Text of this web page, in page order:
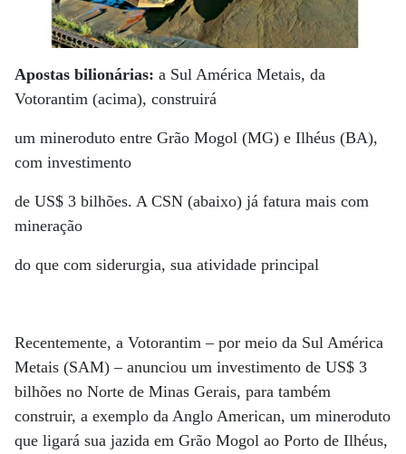
Apostas bilionárias: a Sul América Metais, da
Votorantim (acima), construirá
um mineroduto entre Grão Mogol (MG) e Ilhéus (BA),
com investimento
de US$ 3 bilhões. A CSN (abaixo) já fatura mais com
mineração
do que com siderurgia, sua atividade principal
Recentemente, a Votorantim – por meio da Sul América
Metais (SAM) – anunciou um investimento de US$ 3
bilhões no Norte de Minas Gerais, para também
construir, a exemplo da Anglo American, um mineroduto
que ligará sua jazida em Grão Mogol ao Porto de Ilhéus,